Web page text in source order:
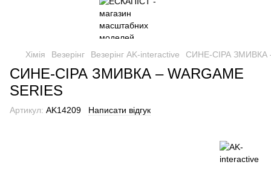
Хімія Везерінг Везерінг AK-interactive СИНЕ-СІРА ЗМИВКА
СИНЕ-СІРА ЗМИВКА – WARGAME
SERIES
Артикул: AK14209 Написати відгук